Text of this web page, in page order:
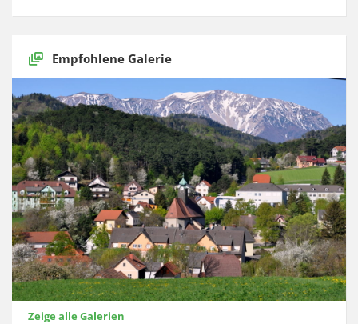
Empfohlene Galerie
Zeige alle Galerien